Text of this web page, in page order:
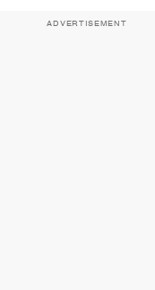
ADVERTISEMENT